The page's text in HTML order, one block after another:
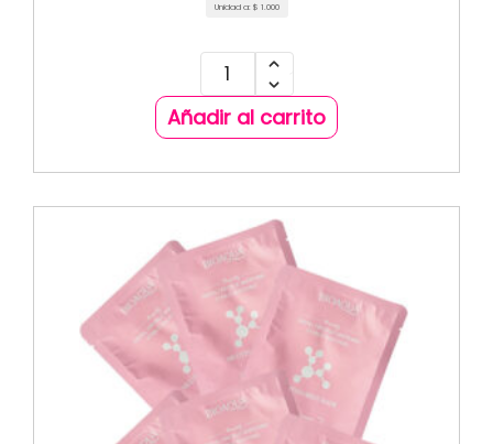
Unidad a: $ 1.000
Añadir al carrito